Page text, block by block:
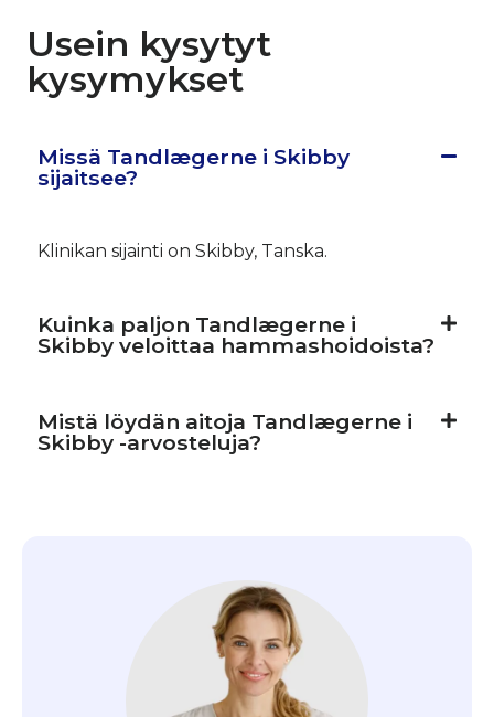
Usein kysytyt
kysymykset
Missä Tandlægerne i Skibby
sijaitsee?
Klinikan sijainti on Skibby, Tanska.
Kuinka paljon Tandlægerne i
Skibby veloittaa hammashoidoista?
Mistä löydän aitoja Tandlægerne i
Skibby -arvosteluja?